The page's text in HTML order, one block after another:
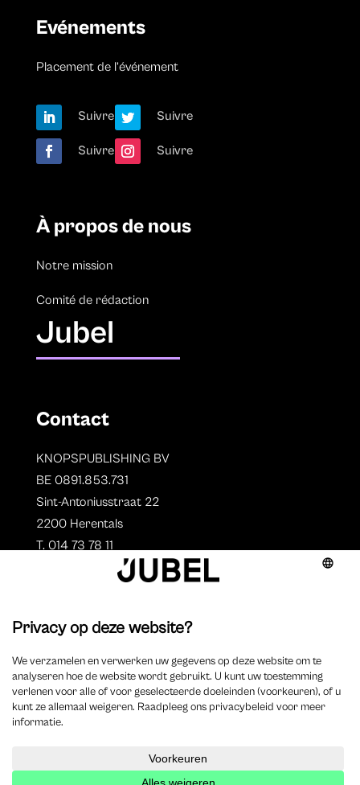
Evénements
Placement de l’événement
Suivre Suivre
Suivre Suivre
À propos de nous
Notre mission
Comité de rédaction
Jubel
Contact
KNOPSPUBLISHING BV
BE 0891.853.731
Sint-Antoniusstraat 22
2200 Herentals
T. 014 73 78 11
Aperçu des auteurs
Devenir auteur ?
2023 Jubel – Webdesign byWisemen
Clause de non responsabilite–